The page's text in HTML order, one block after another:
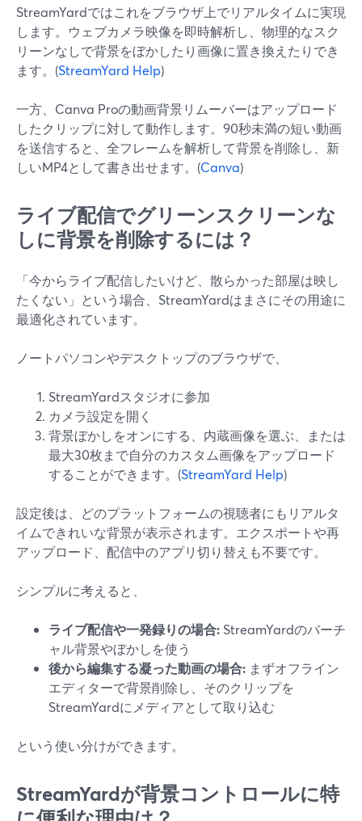
StreamYardではこれをブラウザ上でリアルタイムに実現
します。ウェブカメラ映像を即時解析し、物理的なスク
リーンなしで背景をぼかしたり画像に置き換えたりでき
ます。(StreamYard Help)
一方、Canva Proの動画背景リムーバーはアップロード
したクリップに対して動作します。90秒未満の短い動画
を送信すると、全フレームを解析して背景を削除し、新
しいMP4として書き出せます。(Canva)
ライブ配信でグリーンスクリーンな
しに背景を削除するには？
「今からライブ配信したいけど、散らかった部屋は映し
たくない」という場合、StreamYardはまさにその用途に
最適化されています。
ノートパソコンやデスクトップのブラウザで、
StreamYardスタジオに参加
カメラ設定を開く
背景ぼかしをオンにする、内蔵画像を選ぶ、または
最大30枚まで自分のカスタム画像をアップロード
することができます。(StreamYard Help)
設定後は、どのプラットフォームの視聴者にもリアルタ
イムできれいな背景が表示されます。エクスポートや再
アップロード、配信中のアプリ切り替えも不要です。
シンプルに考えると、
ライブ配信や一発録りの場合: StreamYardのバーチ
ャル背景やぼかしを使う
後から編集する凝った動画の場合: まずオフライン
エディターで背景削除し、そのクリップを
StreamYardにメディアとして取り込む
という使い分けができます。
StreamYardが背景コントロールに特